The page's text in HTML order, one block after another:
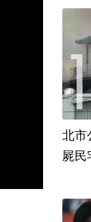
北市
屍民